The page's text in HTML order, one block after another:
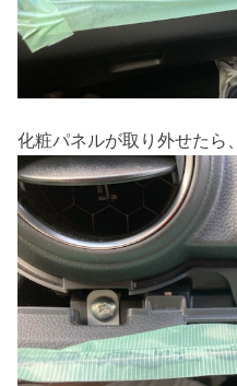
化粧パネルが取り外せたら、